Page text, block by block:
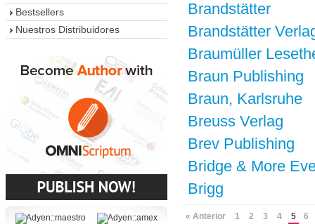
Brandstätter
Brandstätter
Braumüller
Braun Publishing
Braun, Karlsruhe
Breuss Verlag
Brev Publishing
Bridge & More
Brigg
« Anterior 1 2 3 4 5 6
Bestsellers
Nuestros Distribuidores